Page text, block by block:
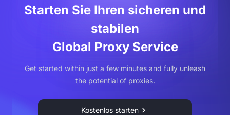
Starten Sie Ihren sicheren und
stabilen
Global Proxy Service
Get started within just a few minutes and fully unleash
the potential of proxies.
Kostenlos starten